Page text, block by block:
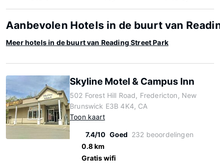
Aanbevolen Hotels in de buurt van
Meer hotels in de buurt van Reading Street Park
Skyline Motel & Campus Inn
502 Forest Hill Road, Fredericton, New
Brunswick E3B 4K4, CA
Toon kaart
7.4/10 Goed 232 beoordelingen
0.8 km
Gratis wifi